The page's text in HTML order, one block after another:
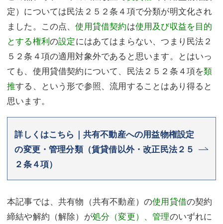
定）については民法２５２条４項で分類が明文化され
ました。この点、使用貸借契約は使用及び収益を目的
とする権利の設定にはあてはまらない、つまり民法２
５２条４項の適用対象外であると思います。とはいっ
ても、使用貸借契約について、民法２５２条４項を類
推する、という形で参照、流用することはあり得ると
思います。
詳しくはこちら｜共有不動産への用益物権設定
の変更・管理分類（賃貸借以外・改正民法２５
２条４項）
本記事では、共有物（共有不動産）の使用貸借の契約
締結や解約（解除）が処分（変更）、管理のいずれに